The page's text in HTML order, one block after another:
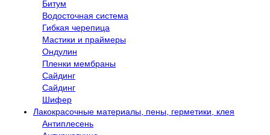
Битум
Водосточная система
Гибкая черепица
Мастики и праймеры
Ондулин
Пленки мембраны
Сайдинг
Сайдинг
Шифер
Лакокрасочные материалы, пены, герметики, клея
Антиплесень